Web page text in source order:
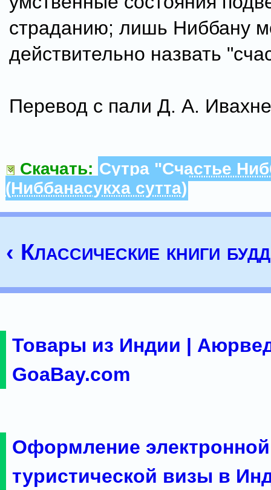
страданию; лишь Ниббану
действительно назвать
Перевод с пали Д. А.
Скачать: Сутра "Счастье
(Ниббанасукха сутта)
‹ Классические книги
Товары из Индии |
GoaBay.com
Оформление электронной
туристической визы в